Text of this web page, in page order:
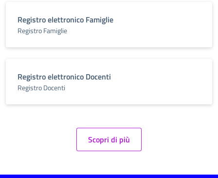
Registro elettronico Famiglie
Registro Famiglie
Registro elettronico Docenti
Registro Docenti
Scopri di più